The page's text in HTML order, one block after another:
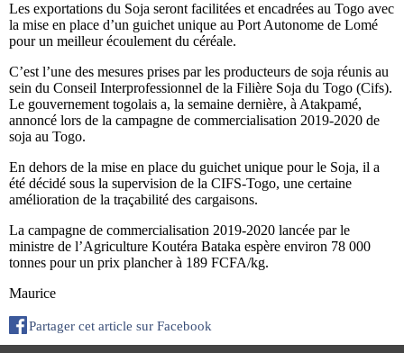
Les exportations du Soja seront facilitées et encadrées au Togo avec
la mise en place d’un guichet unique au Port Autonome de Lomé
pour un meilleur écoulement du céréale.
C’est l’une des mesures prises par les producteurs de soja réunis au
sein du Conseil Interprofessionnel de la Filière Soja du Togo (Cifs).
Le gouvernement togolais a, la semaine dernière, à Atakpamé,
annoncé lors de la campagne de commercialisation 2019-2020 de
soja au Togo.
En dehors de la mise en place du guichet unique pour le Soja, il a
été décidé sous la supervision de la CIFS-Togo, une certaine
amélioration de la traçabilité des cargaisons.
La campagne de commercialisation 2019-2020 lancée par le
ministre de l’Agriculture Koutéra Bataka espère environ 78 000
tonnes pour un prix plancher à 189 FCFA/kg.
Maurice
Partager cet article sur Facebook